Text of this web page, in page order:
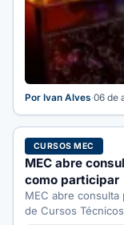
Por Ivan Alves·06 de
CURSOS MEC
MEC abre
como participar
MEC abre consulta
de Cursos